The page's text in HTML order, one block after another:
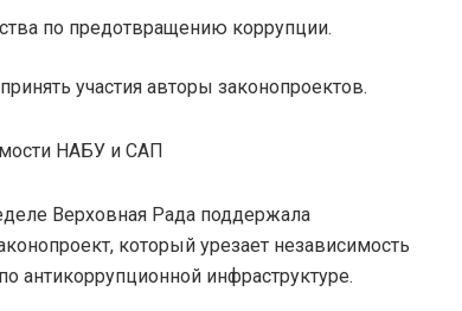
по предотвращению коррупции.
участия авторы законопроектов.
НАБУ и САП
Верховная Рада поддержала
который урезает независимость
антикоррупционной инфраструктуре.